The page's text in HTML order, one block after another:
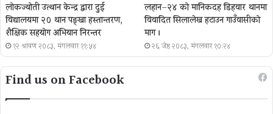
लोकज्योती उत्थान केन्द्र द्वारा दुई
विद्यालयमा २० थान पङ्खा हस्तान्तरण,
शैक्षिक सहयोग अभियान निरन्तर
१२ श्रावण २०८३, मंगलवार ११:५४
लहान–२४ को मानिकदह डिहवार थानमा
विवादित सिलालेख हटाउन गाउँवासीको
माग ।
२६ जेष्ठ २०८३, मंगलवार १०:२४
Find us on Facebook